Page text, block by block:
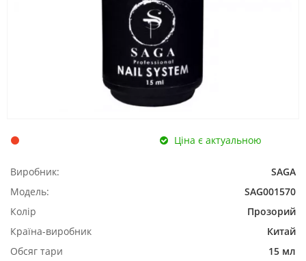
Ціна є актуальною
Виробник:
SAGA
Модель:
SAG001570
Колір
Прозорий
Країна-виробник
Китай
Обсяг тари
15 мл